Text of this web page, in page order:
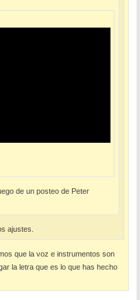
de un posteo de Peter
ajustes.
que la voz e instrumentos son
la letra que es lo que has hecho